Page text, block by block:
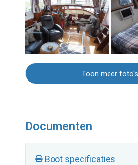
Toon meer foto's
Documenten
Boot specificaties